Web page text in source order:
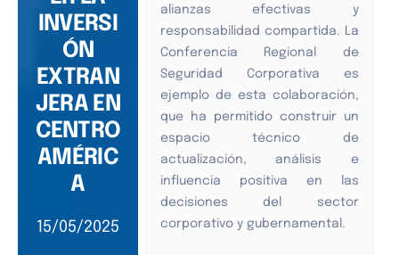
INVERSI
ÓN
EXTRAN
JERA EN
CENTRO
AMÉRIC
A
15/05/2025
alianzas efectivas y
responsabilidad compartida. La
Conferencia Regional de
Seguridad Corporativa es
ejemplo de esta colaboración,
que ha permitido construir un
espacio técnico de
actualización, análisis e
influencia positiva en las
decisiones del sector
corporativo y gubernamental.